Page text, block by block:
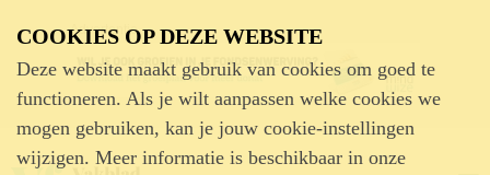
Advertentie
COOKIES OP DEZE WEBSITE
Deze website maakt gebruik van cookies om goed te
functioneren. Als je wilt aanpassen welke cookies we
mogen gebruiken, kan je jouw cookie-instellingen
wijzigen. Meer informatie is beschikbaar in onze